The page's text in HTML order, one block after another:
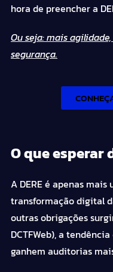
hora de preencher a
Ou seja: mais
segurança.
O que esperar
A DERE é apenas
transformação digital
outras obrigações
DCTFWeb), a
ganhem auditorias